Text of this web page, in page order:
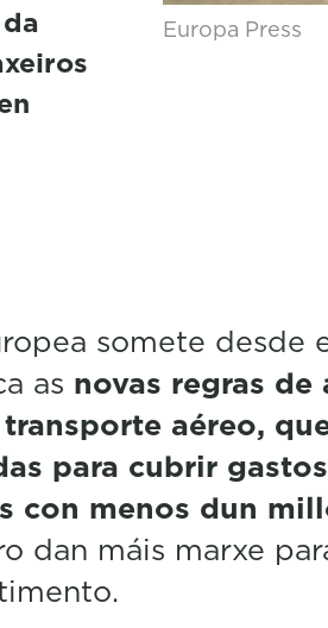
Europa Press
somete desde
as novas regras de
aéreo,
para cubrir
con menos dun
dan máis marxe